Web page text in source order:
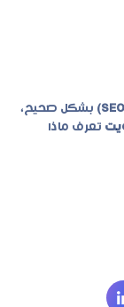
بشكل صحيح،
تعرف ماذا